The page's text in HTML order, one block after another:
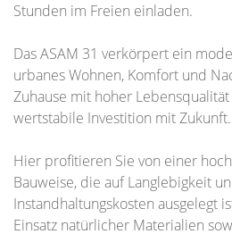
Stunden im Freien einladen.
Das ASAM 31 verkörpert ein
urbanes Wohnen, Komfort und
Zuhause mit hoher
wertstabile Investition mit Zukunft.
Hier profitieren Sie von einer
Bauweise, die auf Langlebigkeit
Instandhaltungskosten ausgelegt
Einsatz natürlicher Materialien